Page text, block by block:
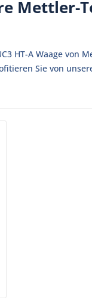
Mettler-
HT-A Waage von
Sie von